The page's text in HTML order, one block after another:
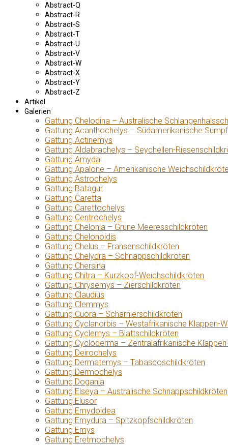
Abstract-Q
Abstract-R
Abstract-S
Abstract-T
Abstract-U
Abstract-V
Abstract-W
Abstract-X
Abstract-Y
Abstract-Z
Artikel
Galerien
Gattung Chelodina – Australische
Gattung Acanthochelys – Südamerikanische
Gattung Actinemys
Gattung Aldabrachelys – Seychellen-
Gattung Amyda
Gattung Apalone – Amerikanische
Gattung Astrochelys
Gattung Batagur
Gattung Caretta
Gattung Carettochelys
Gattung Centrochelys
Gattung Chelonia – Grüne Meeresschildkröten
Gattung Chelonoidis
Gattung Chelus – Fransenschildkröten
Gattung Chelydra – Schnappschildkröten
Gattung Chersina
Gattung Chitra – Kurzkopf-Weichschildkröten
Gattung Chrysemys – Zierschildkröten
Gattung Claudius
Gattung Clemmys
Gattung Cuora – Scharnierschildkröten
Gattung Cyclanorbis – Westafrikanische Klappen-
Gattung Cyclemys – Blattschildkröten
Gattung Cycloderma – Zentralafrikanische
Gattung Deirochelys
Gattung Dermatemys – Tabascoschildkröten
Gattung Dermochelys
Gattung Dogania
Gattung Elseya – Australische Schnappschildkröten
Gattung Elusor
Gattung Emydoidea
Gattung Emydura – Spitzkopfschildkröten
Gattung Emys
Gattung Eretmochelys